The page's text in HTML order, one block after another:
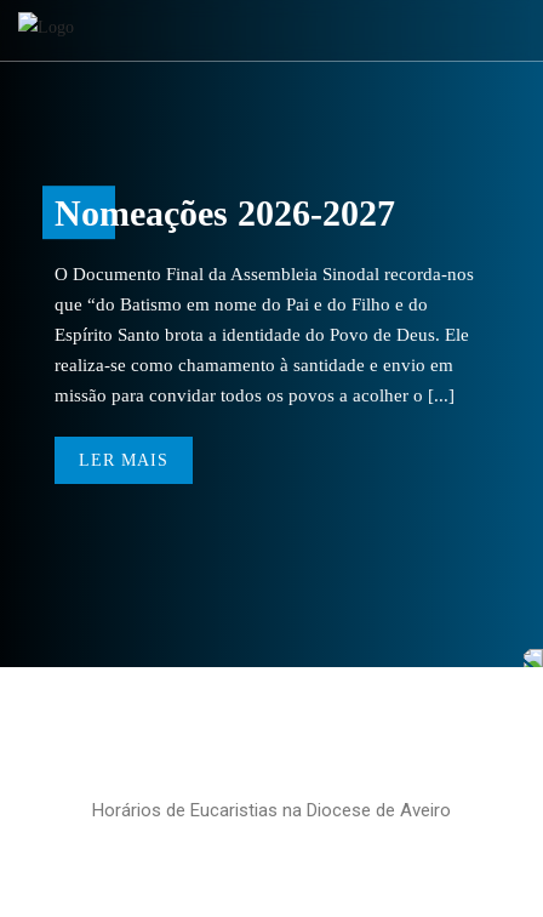
Nomeações 2026-2027
O Documento Final da Assembleia Sinodal recorda-nos
que “do Batismo em nome do Pai e do Filho e do
Espírito Santo brota a identidade do Povo de Deus. Ele
realiza-se como chamamento à santidade e envio em
missão para convidar todos os povos a acolher o [...]
LER MAIS
Horários de Eucaristias na Diocese de Aveiro